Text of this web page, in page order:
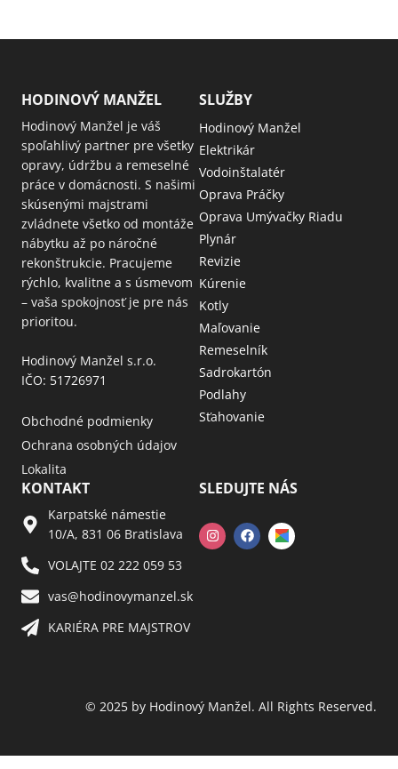
HODINOVÝ MANŽEL
Hodinový Manžel je váš
spoľahlivý partner pre všetky
opravy, údržbu a remeselné
práce v domácnosti. S našimi
skúsenými majstrami
zvládnete všetko od montáže
nábytku až po náročné
rekonštrukcie. Pracujeme
rýchlo, kvalitne a s úsmevom
– vaša spokojnosť je pre nás
prioritou.
Hodinový Manžel s.r.o.
IČO: 51726971
Obchodné podmienky
Ochrana osobných údajov
Lokalita
SLUŽBY
Hodinový Manžel
Elektrikár
Vodoinštalatér
Oprava Práčky
Oprava Umývačky Riadu
Plynár
Revizie
Kúrenie
Kotly
Maľovanie
Remeselník
Sadrokartón
Podlahy
Sťahovanie
KONTAKT
Karpatské námestie
10/A, 831 06 Bratislava
VOLAJTE 02 222 059 53​
vas@hodinovymanzel.sk​
KARIÉRA PRE MAJSTROV​
SLEDUJTE NÁS
© 2025 by Hodinový Manžel. All Rights Reserved.